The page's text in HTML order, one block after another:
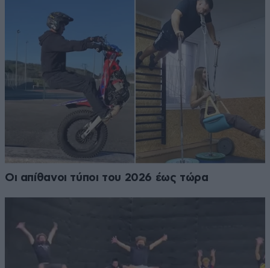
Οι απίθανοι τύποι του 2026 έως τώρα